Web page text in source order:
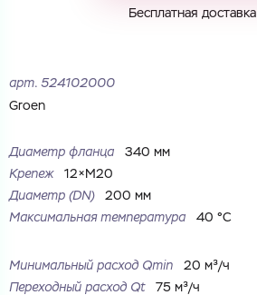
Ваш запрос
Бесплатная доставка
арт. 524102000
Groen
Диаметр фланца
340 мм
Крепеж
12×M20
Диаметр (DN)
200 мм
Максимальная температура
40 °С
Минимальный расход Qmin
20 м³/ч
Переходный расход Qt
75 м³/ч